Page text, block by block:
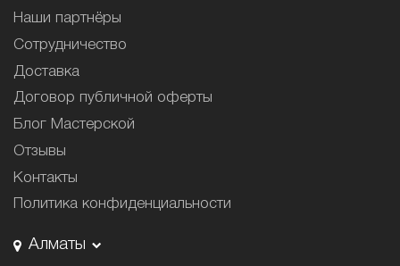
Наши партнёры
Сотрудничество
Доставка
Договор публичной оферты
Блог Мастерской
Отзывы
Контакты
Политика конфиденциальности
Алматы